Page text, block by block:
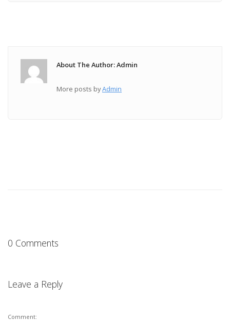
About The Author: Admin
More posts byAdmin
0 Comments
Leave a Reply
Comment: